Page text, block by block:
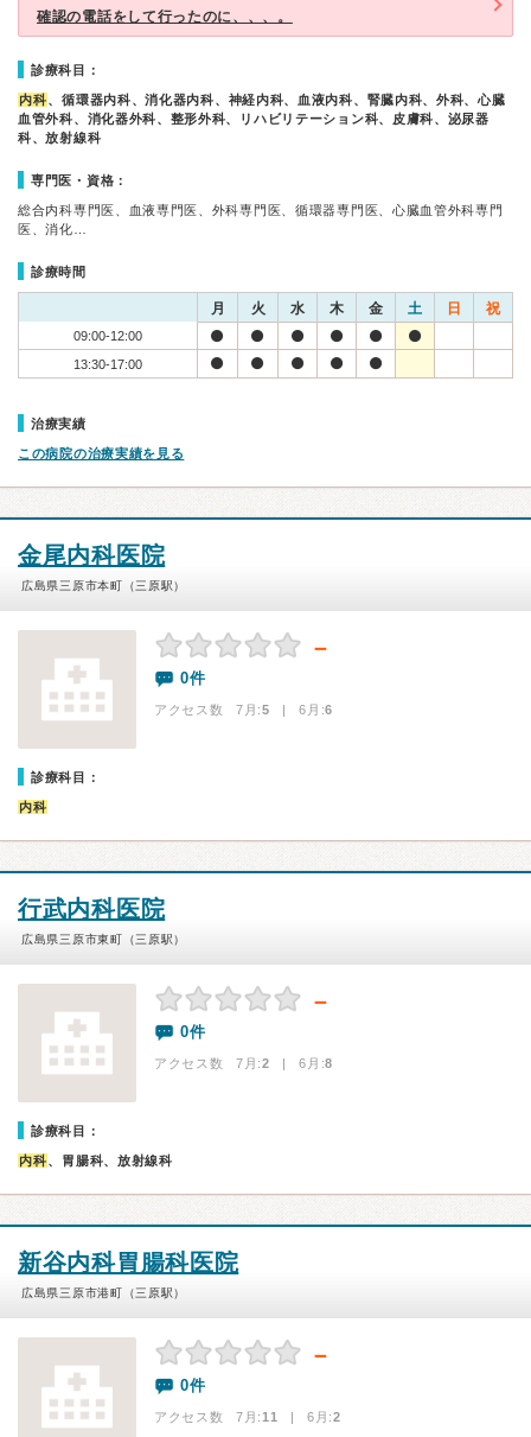
確認の電話をして行ったのに、、、。
診療科目：
内科、循環器内科、消化器内科、神経内科、血液内科、腎臓内科、外科、心臓
血管外科、消化器外科、整形外科、リハビリテーション科、皮膚科、泌尿器
科、放射線科
専門医・資格：
総合内科専門医、血液専門医、外科専門医、循環器専門医、心臓血管外科専門
医、消化…
診療時間
月 火 水 木 金 土 日 祝
09:00-12:00
13:30-17:00
治療実績
この病院の治療実績を見る
金尾内科医院
広島県三原市本町（三原駅）
－
0件
アクセス数 7月:5 | 6月:6
診療科目：
内科
行武内科医院
広島県三原市東町（三原駅）
－
0件
アクセス数 7月:2 | 6月:8
診療科目：
内科、胃腸科、放射線科
新谷内科胃腸科医院
広島県三原市港町（三原駅）
－
0件
アクセス数 7月:11 | 6月:2